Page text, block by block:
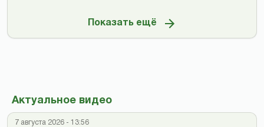
Показать ещё
Актуальное видео
7 августа 2026 - 13:56